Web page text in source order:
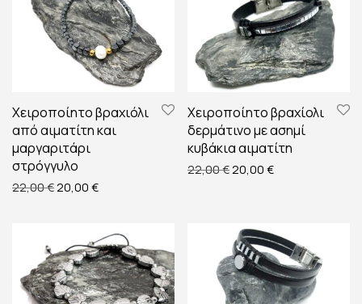
Χειροποίητο βραχιόλι
από αιματίτη και
μαργαριτάρι
στρόγγυλο
22,00€ Original price was: 22,00 €.
20,00 €Η τρέχουσα τιμή είναι: 20,00 €.
Χειροποίητο βραχίολι
δερμάτινο με ασημί
κυβάκια αιματίτη
22,00€ Original price was:
20,00 €Η τρέχουσα